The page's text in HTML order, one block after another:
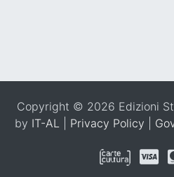
Copyright © 2026 Edizioni
by IT-AL Privacy Policy